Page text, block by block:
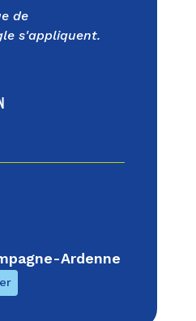
de
s'appliquent.
Ardenne